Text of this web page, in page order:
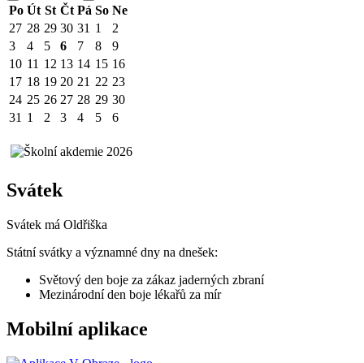
Po Út St Čt Pá So Ne
27 28 29 30 31 1
2
3
4 5 6 7 8
9
10 11 12 13 14 15 16
17 18 19 20 21 22 23
24 25 26 27 28 29 30
31 1 2 3 4 5 6
Svátek
Svátek má Oldřiška
Státní svátky a významné dny na dnešek:
Světový den boje za zákaz jaderných zbraní
Mezinárodní den boje lékařů za mír
Mobilní aplikace